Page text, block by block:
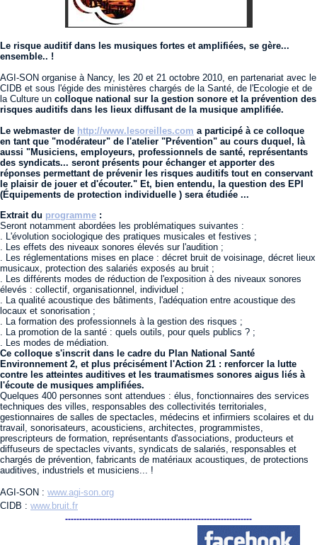
Le risque auditif dans les musiques fortes et amplifiées, se gère...
ensemble.. !
AGI-SON organise à Nancy, les 20 et 21 octobre 2010, en partenariat avec le
CIDB et sous l'égide des ministères chargés de la Santé, de l'Ecologie et de
la Culture un colloque national sur la gestion sonore et la prévention des
risques auditifs dans les lieux diffusant de la musique amplifiée.
Le webmaster de http://www.lesoreilles.com a participé à ce colloque
en tant que "modérateur" de l'atelier "Prévention" au cours duquel, là
aussi "Musiciens, employeurs, professionnels de santé, représentants
des syndicats... seront présents pour échanger et apporter des
réponses permettant de prévenir les risques auditifs tout en conservant
le plaisir de jouer et d'écouter." Et, bien entendu, la question des EPI
(Équipements de protection individuelle ) sera étudiée ...
Extrait du programme :
Seront notamment abordées les problématiques suivantes :
. L'évolution sociologique des pratiques musicales et festives ;
. Les effets des niveaux sonores élevés sur l'audition ;
. Les réglementations mises en place : décret bruit de voisinage, décret lieux
musicaux, protection des salariés exposés au bruit ;
. Les différents modes de réduction de l'exposition à des niveaux sonores
élevés : collectif, organisationnel, individuel ;
. La qualité acoustique des bâtiments, l'adéquation entre acoustique des
locaux et sonorisation ;
. La formation des professionnels à la gestion des risques ;
. La promotion de la santé : quels outils, pour quels publics ? ;
. Les modes de médiation.
Ce colloque s'inscrit dans le cadre du Plan National Santé
Environnement 2, et plus précisément l'Action 21 : renforcer la lutte
contre les atteintes auditives et les traumatismes sonores aigus liés à
l'écoute de musiques amplifiées.
Quelques 400 personnes sont attendues : élus, fonctionnaires des services
techniques des villes, responsables des collectivités territoriales,
gestionnaires de salles de spectacles, médecins et infirmiers scolaires et du
travail, sonorisateurs, acousticiens, architectes, programmistes,
prescripteurs de formation, représentants d'associations, producteurs et
diffuseurs de spectacles vivants, syndicats de salariés, responsables et
chargés de prévention, fabricants de matériaux acoustiques, de protections
auditives, industriels et musiciens... !
AGI-SON : www.agi-son.org
CIDB : www.bruit.fr
------------------------------------------------------------------